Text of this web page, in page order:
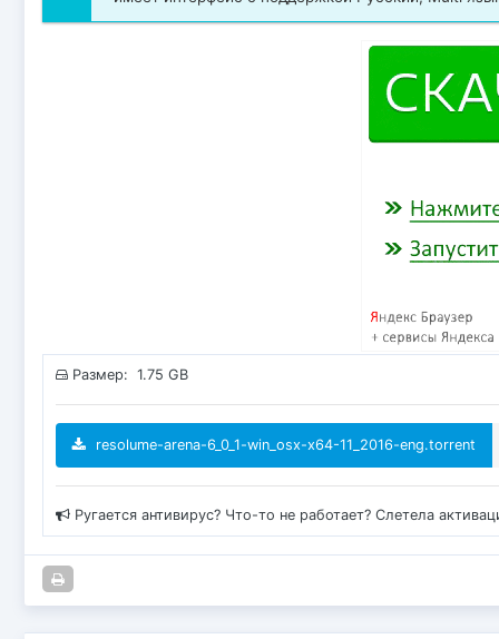
Размер: 1.75 GB
resolume-arena-6_0_1-win_osx-x64-11_2016-eng.torrent
Ругается антивирус? Что-то не работает? Слетела